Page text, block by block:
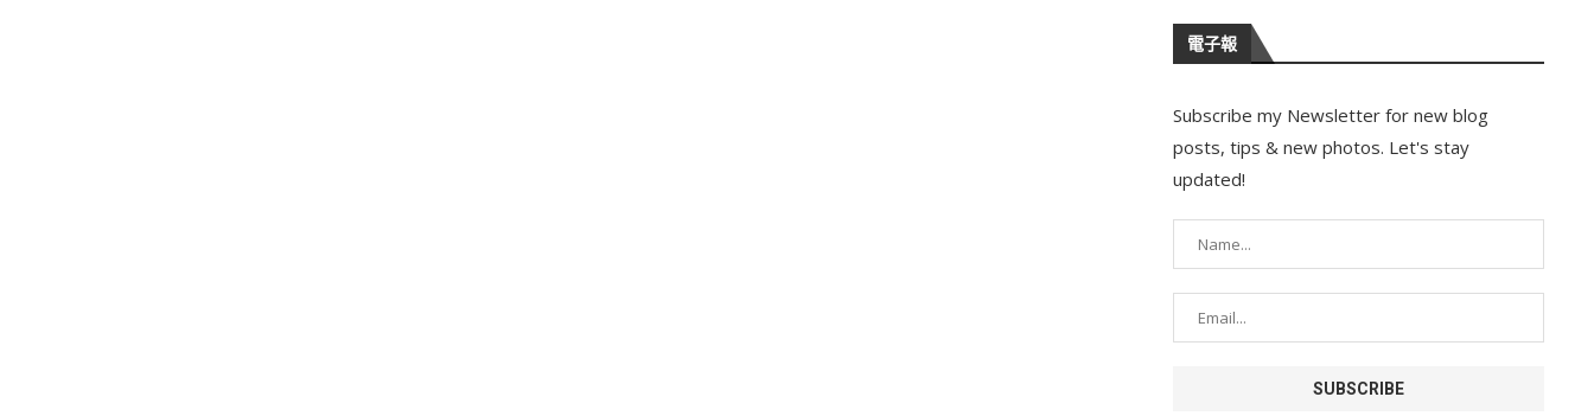
電子報
Subscribe my Newsletter for new blog
posts, tips & new photos. Let's stay
updated!